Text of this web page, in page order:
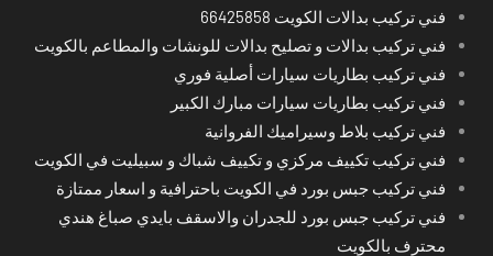
فني تركيب بدالات الكويت 66425858
فني تركيب بدالات و تصليح بدالات للونشات والمطاعم بالكويت
فني تركيب بطاريات سيارات أصلية فوري
فني تركيب بطاريات سيارات مبارك الكبير
فني تركيب بلاط وسيراميك الفروانية
فني تركيب تكييف مركزي و تكييف شباك و سبيليت في الكويت
فني تركيب جبس بورد في الكويت باحترافية و اسعار ممتازة
فني تركيب جبس بورد للجدران والاسقف بايدي صباغ هندي
محترف بالكويت